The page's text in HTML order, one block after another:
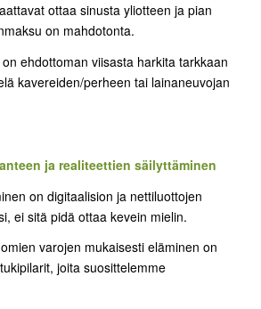
ottaa sinusta yliotteen ja pian
on mahdotonta.
ehdottoman viisasta harkita tarkkaan
kavereiden/perheen tai lainaneuvojan
ja realiteettien säilyttäminen
on digitaalision ja nettiluottojen
ei sitä pidä ottaa kevein mielin.
varojen mukaisesti eläminen on
joita suosittelemme